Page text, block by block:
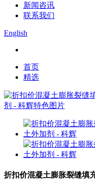
新闻咨讯
联系我们
English
首页
精选
折扣价混凝土膨胀裂缝填